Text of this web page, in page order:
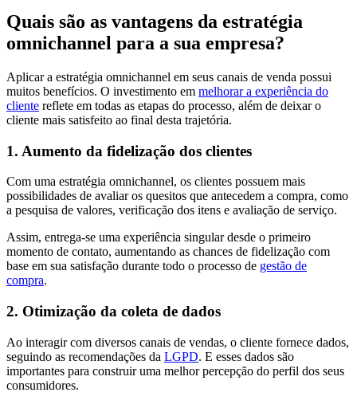
Quais são as vantagens da estratégia
omnichannel para a sua empresa?
Aplicar a estratégia omnichannel em seus canais de venda possui
muitos benefícios. O investimento em melhorar a experiência do
cliente reflete em todas as etapas do processo, além de deixar o
cliente mais satisfeito ao final desta trajetória.
1. Aumento da fidelização dos clientes
Com uma estratégia omnichannel, os clientes possuem mais
possibilidades de avaliar os quesitos que antecedem a compra, como
a pesquisa de valores, verificação dos itens e avaliação de serviço.
Assim, entrega-se uma experiência singular desde o primeiro
momento de contato, aumentando as chances de fidelização com
base em sua satisfação durante todo o processo de gestão de
compra.
2. Otimização da coleta de dados
Ao interagir com diversos canais de vendas, o cliente fornece dados,
seguindo as recomendações da LGPD. E esses dados são
importantes para construir uma melhor percepção do perfil dos seus
consumidores.